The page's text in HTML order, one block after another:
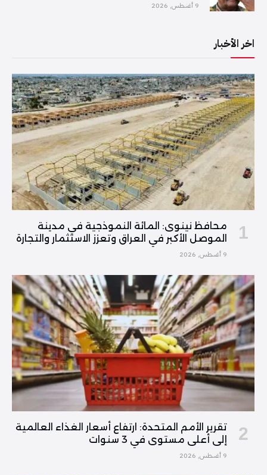
9 أغسطس, 2026
اخر الأخبار
محافظ نينوى: المائة النموذجية في مدينة
الموصل الأكبر في العراق وتعزز الاستثمار والتجارة
9 أغسطس, 2026
تقرير الأمم المتحدة: ارتفاع أسعار الغذاء العالمية
إلى أعلى مستوى في 3 سنوات
9 أغسطس, 2026